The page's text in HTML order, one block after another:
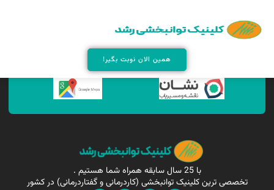
همین الان نوبت بگیر!
همین الان مارا پیدا کنید !
با 25 سال سابقه همراه شما هستیم .
تخصصی ترین کلینیک توانبخشی (کاردرمانی و گفتاردرمانی) در کشور